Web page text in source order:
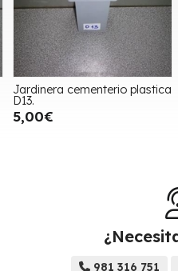
Jardinera cementerio plastica
D13.
5,00€
981 316 751